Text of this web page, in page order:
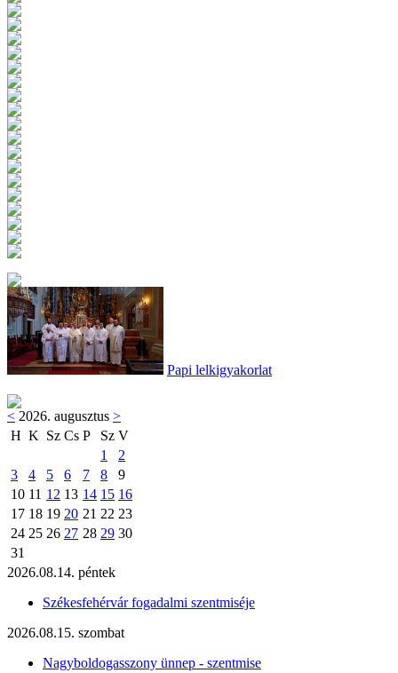
Papi lelkigyakorlat
< 2026. augusztus >
H K Sz Cs P Sz V
1
2
3
4 5 6 7 8
9
10 11 12 13 14 15 16
17 18 19 20 21 22 23
24 25 26 27 28 29 30
31
2026.08.14. péntek
Székesfehérvár fogadalmi szentmiséje
2026.08.15. szombat
Nagyboldogasszony ünnep - szentmise